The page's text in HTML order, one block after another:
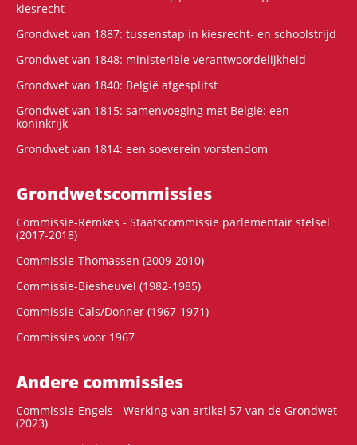
kiesrecht
Grondwet van 1887: tussenstap in kiesrecht- en schoolstrijd
Grondwet van 1848: ministeriële verantwoordelijkheid
Grondwet van 1840: België afgesplitst
Grondwet van 1815: samenvoeging met België: een
koninkrijk
Grondwet van 1814: een soeverein vorstendom
Grondwets­commissies
Commissie-Remkes - Staatscommissie parlementair stelsel
(2017-2018)
Commissie-Thomassen (2009-2010)
Commissie-Biesheuvel (1982-1985)
Commissie-Cals/Donner (1967-1971)
Commissies voor 1967
Andere commissies
Commissie-Engels - Werking van artikel 57 van de Grondwet
(2023)